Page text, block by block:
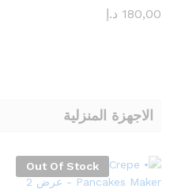
180,00 د.إ
الاجهزة المنزلية
Out Of Stock